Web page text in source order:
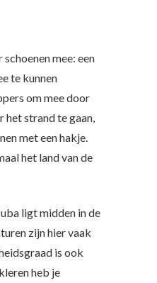
mee: een
te kunnen
om mee door
het strand te gaan,
met een hakje.
het land van de
ligt midden in de
zijn hier vaak
is ook
heb je